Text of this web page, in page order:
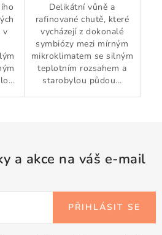
v
Delikátní vůně a
rafinované chutě, které
vycházejí z dokonalé
symbiózy mezi mírným
mikroklimatem se silným
teplotním rozsahem a
starobylou půdou...
a akce na váš e-mail
PŘIHLÁSIT SE